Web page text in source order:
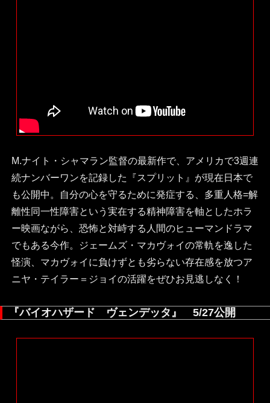
M.ナイト・シャマラン監督の最新作で、アメリカで3週連
続ナンバーワンを記録した『スプリット』が現在日本で
も公開中。自分の心を守るために発症する、多重人格=解
離性同一性障害という実在する精神障害を軸としたホラ
ー映画ながら、恐怖と対峙する人間のヒューマンドラマ
でもある今作。ジェームズ・マカヴォイの常軌を逸した
怪演、マカヴォイに負けずとも劣らない存在感を放つア
ニヤ・テイラー＝ジョイの活躍をぜひお見逃しなく！
『バイオハザード ヴェンデッタ』 5/27公開